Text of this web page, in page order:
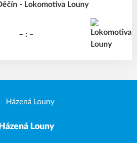
- Lokomotiva Louny
– : –
Házená Louny